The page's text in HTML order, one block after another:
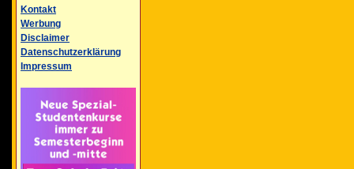
Kontakt
Werbung
Disclaimer
Datenschutzerklärung
Impressum